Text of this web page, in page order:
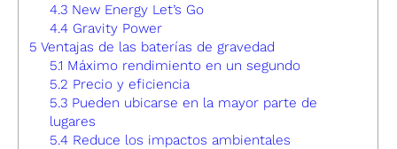
4.3 New Energy Let’s Go
4.4 Gravity Power
5 Ventajas de las baterías de gravedad
5.1 Máximo rendimiento en un segundo
5.2 Precio y eficiencia
5.3 Pueden ubicarse en la mayor parte de
lugares
5.4 Reduce los impactos ambientales